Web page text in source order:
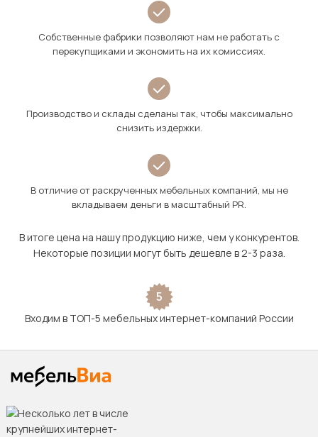
Собственные фабрики позволяют нам не работать с
перекупщиками и экономить на их комиссиях.
Производство и склады сделаны так, чтобы максимально
снизить издержки.
В отличие от раскрученных мебельных компаний, мы не
вкладываем деньги в масштабный PR.
В итоге цена на нашу продукцию ниже, чем у конкурентов.
Некоторые позиции могут быть дешевле в 2-3 раза.
5
Входим в ТОП-5 мебельных интернет-компаний России